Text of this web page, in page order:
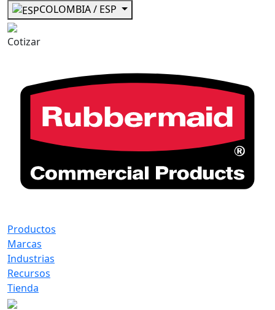
COLOMBIA / ESP
Cotizar
Productos
Marcas
Industrias
Recursos
Tienda